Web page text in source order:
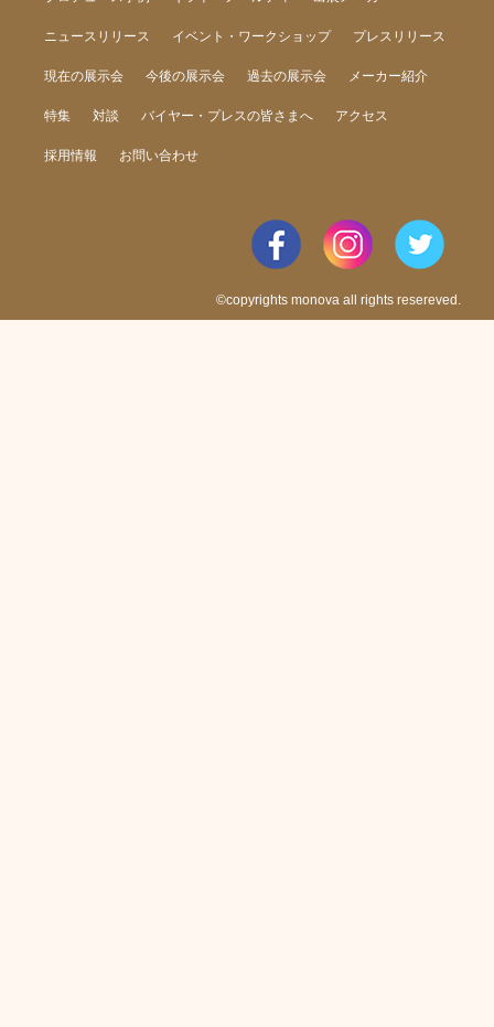
ニュースリリース イベント・ワークショップ プレスリリース
現在の展示会 今後の展示会 過去の展示会 メーカー紹介
特集 対談 バイヤー・プレスの皆さまへ アクセス
採用情報 お問い合わせ
©copyrights monova all rights resereved.